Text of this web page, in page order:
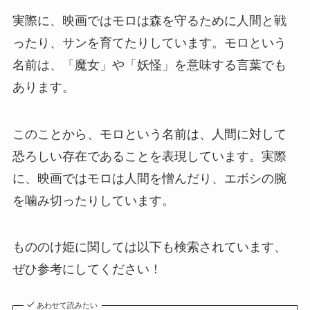
実際に、映画ではモロは森を守るために人間と戦
ったり、サンを育てたりしています。モロという
名前は、「魔女」や「妖怪」を意味する言葉でも
あります。
このことから、モロという名前は、人間に対して
恐ろしい存在であることを表現しています。実際
に、映画ではモロは人間を憎んだり、エボシの腕
を噛み切ったりしています。
もののけ姫に関しては以下も検索されています、
ぜひ参考にしてください！
あわせて読みたい